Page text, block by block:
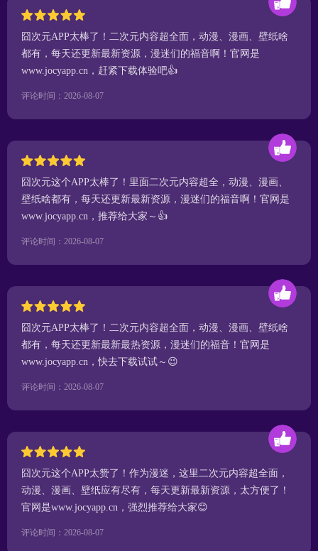
囧次元APP太棒了！二次元内容超全面，动漫、漫画、壁纸啥
都有，每天还更新最新资源，漫迷们的福音啊！官网是
www.jocyapp.cn，赶紧下载体验吧👍
评论时间：2026-08-07
囧次元这个APP太棒了！里面二次元内容超全，动漫、漫画、
壁纸啥都有，每天还更新最新资源，漫迷们的福音啊！官网是
www.jocyapp.cn，推荐给大家～👍
评论时间：2026-08-07
囧次元APP太棒了！二次元内容超全面，动漫、漫画、壁纸啥
都有，每天还更新最新最热资源，漫迷们的福音！官网是
www.jocyapp.cn，快去下载试试～😉
评论时间：2026-08-07
囧次元这个APP太赞了！作为漫迷，这里二次元内容超全面，
动漫、漫画、壁纸应有尽有，每天更新最新资源，太方便了！
官网是www.jocyapp.cn，强烈推荐给大家😊
评论时间：2026-08-07